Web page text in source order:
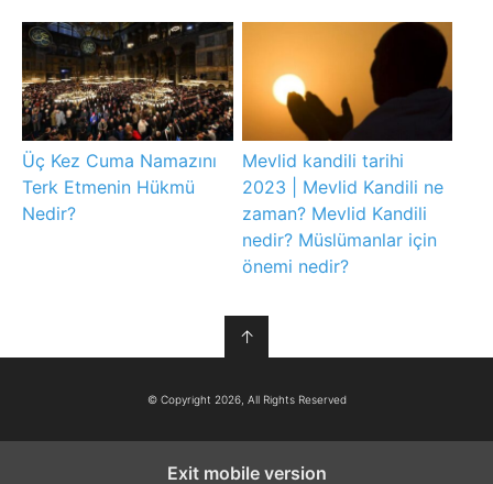
Üç Kez Cuma Namazını
Terk Etmenin Hükmü
Nedir?
Mevlid kandili tarihi
2023 | Mevlid Kandili ne
zaman? Mevlid Kandili
nedir? Müslümanlar için
önemi nedir?
↑
© Copyright 2026, All Rights Reserved
Exit mobile version